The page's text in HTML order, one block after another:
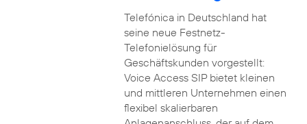
Telefónica in Deutschland hat
seine neue Festnetz-
Telefonielösung für
Geschäftskunden vorgestellt:
Voice Access SIP bietet kleinen
und mittleren Unternehmen einen
flexibel skalierbaren